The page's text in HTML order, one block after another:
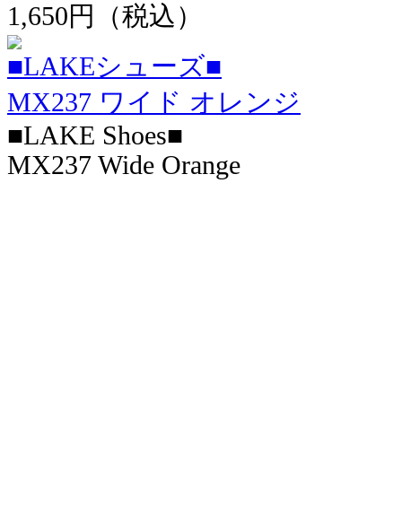
1,650円（税込）
■LAKEシューズ■
MX237 ワイド オレンジ
■LAKE Shoes■
MX237 Wide Orange